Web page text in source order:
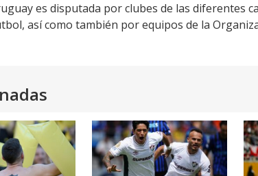
es disputada por clubes de las diferentes
así como también por equipos de la